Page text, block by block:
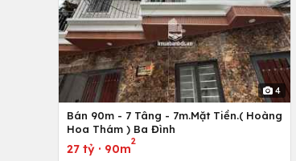
4
Bán 90m - 7 Tâng - 7m.Mặt Tiền.( Hoàng
Hoa Thám ) Ba Đình
27 tỷ · 90m
2